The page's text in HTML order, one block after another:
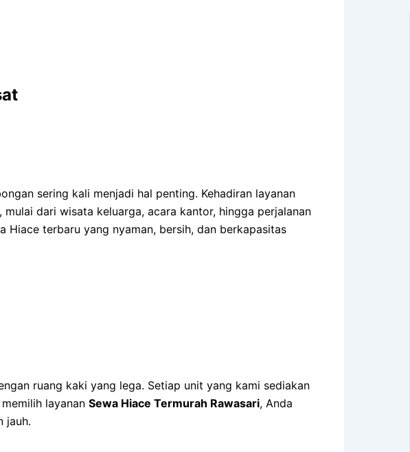
sering kali menjadi hal penting. Kehadiran layanan
dari wisata keluarga, acara kantor, hingga perjalanan
terbaru yang nyaman, bersih, dan berkapasitas
ruang kaki yang lega. Setiap unit yang kami sediakan
layanan Sewa Hiace Termurah Rawasari, Anda
jauh.